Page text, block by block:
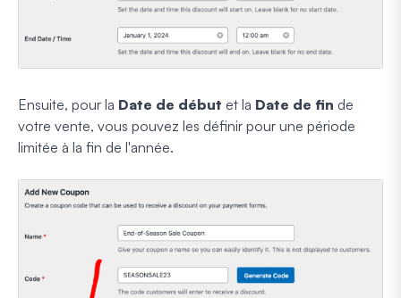
Ensuite, pour la Date de début et la Date de fin de
votre vente, vous pouvez les définir pour une période
limitée à la fin de l'année.